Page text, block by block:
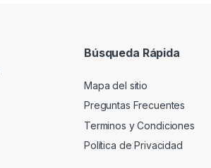
Búsqueda Rápida
Mapa del sitio
Preguntas Frecuentes
Terminos y Condiciones
Política de Privacidad